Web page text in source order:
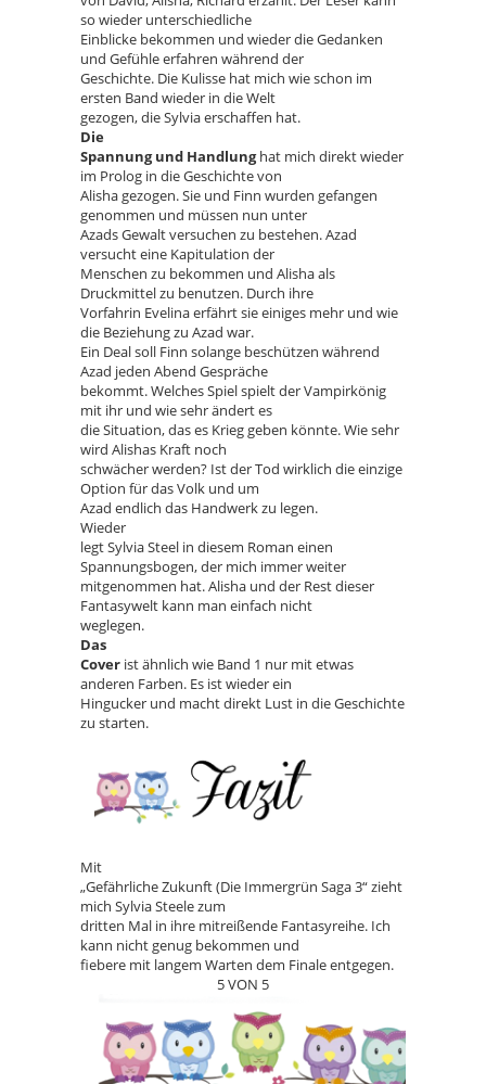
so wieder unterschiedliche
Einblicke bekommen und wieder die Gedanken
und Gefühle erfahren während der
Geschichte. Die Kulisse hat mich wie schon im
ersten Band wieder in die Welt
gezogen, die Sylvia erschaffen hat.
Die
Spannung und Handlunghat mich direkt wieder
im Prolog in die Geschichte von
Alisha gezogen. Sie und Finn wurden gefangen
genommen und müssen nun unter
Azads Gewalt versuchen zu bestehen. Azad
versucht eine Kapitulation der
Menschen zu bekommen und Alisha als
Druckmittel zu benutzen. Durch ihre
Vorfahrin Evelina erfährt sie einiges mehr und wie
die Beziehung zu Azad war.
Ein Deal soll Finn solange beschützen während
Azad jeden Abend Gespräche
bekommt. Welches Spiel spielt der Vampirkönig
mit ihr und wie sehr ändert es
die Situation, das es Krieg geben könnte. Wie sehr
wird Alishas Kraft noch
schwächer werden? Ist der Tod wirklich die einzige
Option für das Volk und um
Azad endlich das Handwerk zu legen.
Wieder
legt Sylvia Steel in diesem Roman einen
Spannungsbogen, der mich immer weiter
mitgenommen hat. Alisha und der Rest dieser
Fantasywelt kann man einfach nicht
weglegen.
Das
Cover ist ähnlich wie Band 1 nur mit etwas
anderen Farben. Es ist wieder ein
Hingucker und macht direkt Lust in die Geschichte
zu starten.
Mit
„Gefährliche Zukunft (Die Immergrün Saga 3“ zieht
mich Sylvia Steele zum
dritten Mal in ihre mitreißende Fantasyreihe. Ich
kann nicht genug bekommen und
fiebere mit langem Warten dem Finale entgegen.
5 VON 5